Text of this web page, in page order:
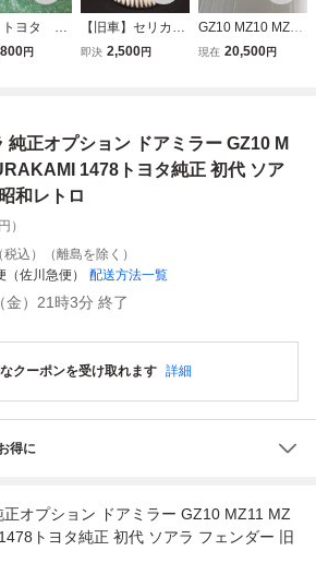
ヨタ ソ
正 当時
円
【旧車】セリカXX
GA61 MA61／ソ
即決 2,500円
GZ10 MZ10 MZ11
MZ12 10ソアラ 純
現在 20,500円
純正オプション ドアミラー GZ10 M
1478トヨタ純正 初代 ソア
和レトロ
）
（税込）（離島を除く）
佐川急便） 配送方法一覧
金）21時3分 終了
クーポンを受け取れます 詳細
得に
正オプション ドアミラー GZ10 MZ11 MZ
トヨタ純正 初代 ソアラ フェンダー 旧